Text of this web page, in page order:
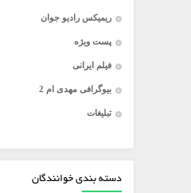
ریمیکس رادیو جوان
پست ویژه
فیلم ایرانی
بیوگرافی مهدی ام 2
تبلیغات
دسته بندی خوانندگان